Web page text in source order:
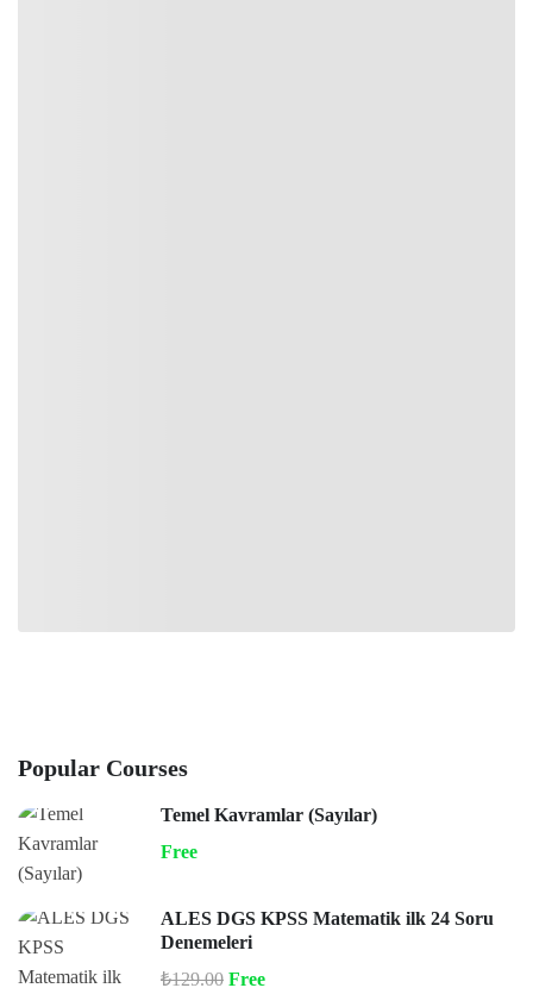
Popular Courses
Temel Kavramlar (Sayılar)
Free
ALES DGS KPSS Matematik ilk 24 Soru
Denemeleri
₺129.00 Free